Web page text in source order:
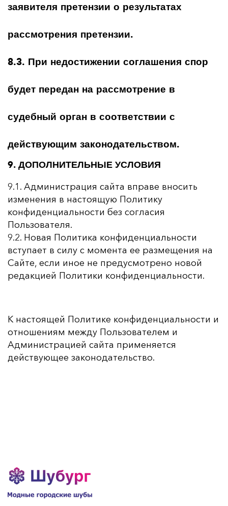
заявителя претензии о результатах
рассмотрения претензии.
8.3. При недостижении соглашения спор
будет передан на рассмотрение в
судебный орган в соответствии с
действующим законодательством.
9. ДОПОЛНИТЕЛЬНЫЕ УСЛОВИЯ
9.1. Администрация сайта вправе вносить
изменения в настоящую Политику
конфиденциальности без согласия
Пользователя.
9.2. Новая Политика конфиденциальности
вступает в силу с момента ее размещения на
Сайте, если иное не предусмотрено новой
редакцией Политики конфиденциальности.
К настоящей Политике конфиденциальности и
отношениям между Пользователем и
Администрацией сайта применяется
действующее законодательство.